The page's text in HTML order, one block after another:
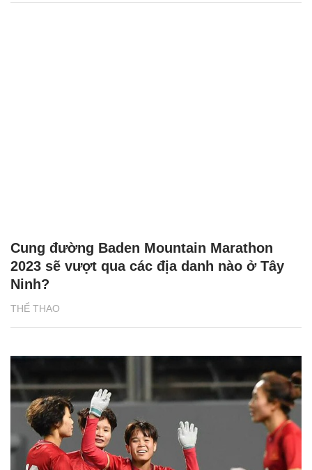
THỂ THAO
Cung đường Baden Mountain Marathon
2023 sẽ vượt qua các địa danh nào ở Tây
Ninh?